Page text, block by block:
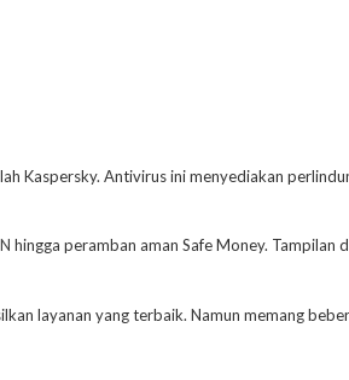
Kaspersky. Antivirus ini menyediakan
hingga peramban aman Safe Money. Tampilan
layanan yang terbaik. Namun memang